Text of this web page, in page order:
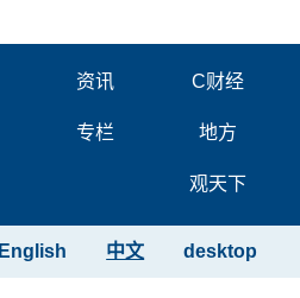
资讯 C财经
专栏 地方
观天下
desktop
中文
English